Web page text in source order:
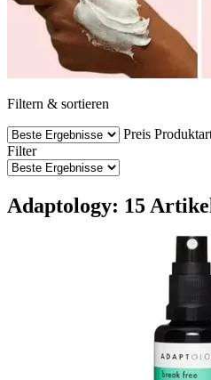
Filtern & sortieren
Preis
Filter
Adaptology: 15